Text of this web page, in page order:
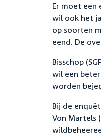
Er moet een
wil ook het
op soorten
eend. De
Bisschop
wil een
worden
Bij de
Von Martels